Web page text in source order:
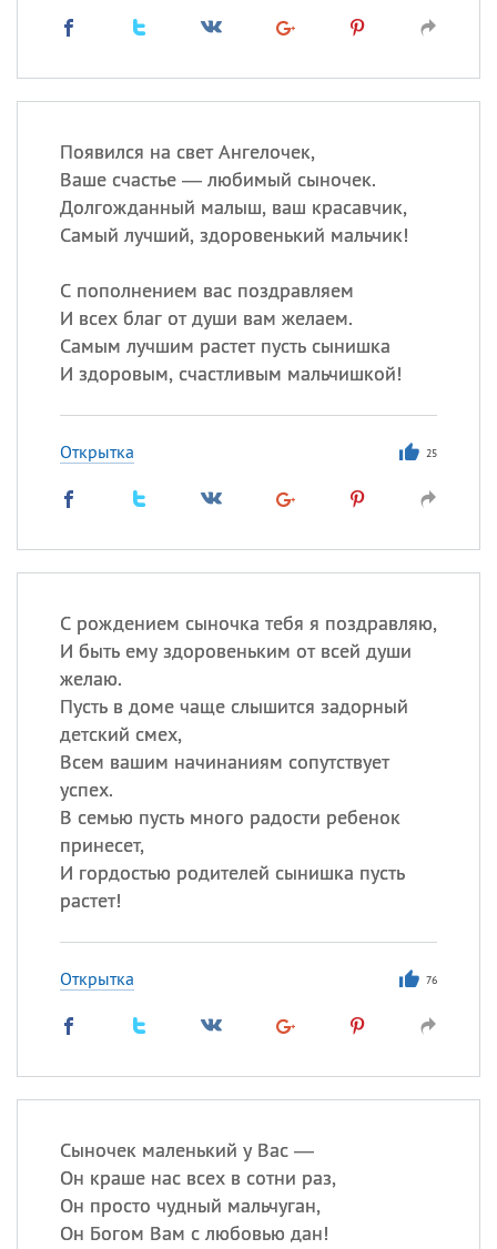
Появился на свет Ангелочек,
Ваше счастье — любимый сыночек.
Долгожданный малыш, ваш красавчик,
Самый лучший, здоровенький мальчик!
С пополнением вас поздравляем
И всех благ от души вам желаем.
Самым лучшим растет пусть сынишка
И здоровым, счастливым мальчишкой!
Открытка 25
С рождением сыночка тебя я поздравляю,
И быть ему здоровеньким от всей души
желаю.
Пусть в доме чаще слышится задорный
детский смех,
Всем вашим начинаниям сопутствует
успех.
В семью пусть много радости ребенок
принесет,
И гордостью родителей сынишка пусть
растет!
Открытка 76
Сыночек маленький у Вас —
Он краше нас всех в сотни раз,
Он просто чудный мальчуган,
Он Богом Вам с любовью дан!